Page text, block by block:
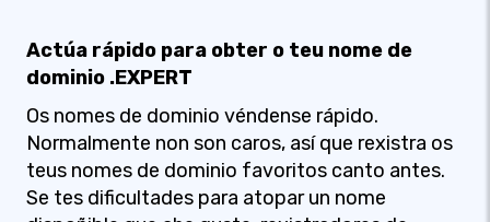
Actúa rápido para obter o teu nome de
dominio .EXPERT
Os nomes de dominio véndense rápido.
Normalmente non son caros, así que rexistra os
teus nomes de dominio favoritos canto antes.
Se tes dificultades para atopar un nome